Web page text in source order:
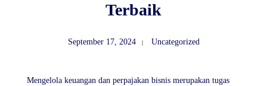
Terbaik
September 17, 2024 Uncategorized
Mengelola keuangan dan perpajakan bisnis merupakan tugas